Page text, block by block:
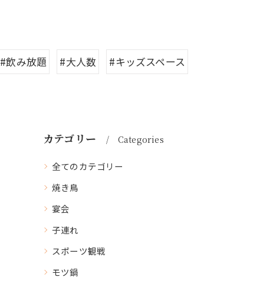
#飲み放題 #大人数
#キッズスペース
カテゴリー Categories
全てのカテゴリー
焼き鳥
宴会
子連れ
スポーツ観戦
モツ鍋